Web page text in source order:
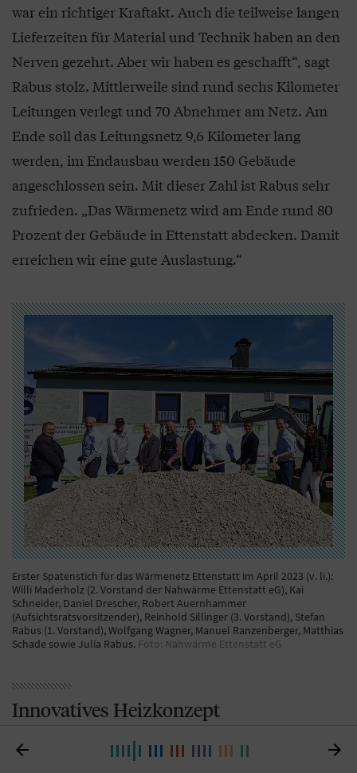
war ein richtiger Kraftakt. Auch die teilweise langen
Lieferzeiten für Material und Technik haben an den
Nerven gezehrt. Aber wir haben es geschafft“, sagt
Rabus stolz. Mittlerweile sind rund sechs Kilometer
Leitungen verlegt und 70 Abnehmer am Netz. Am
Ende soll das Leitungsnetz 9,6 Kilometer lang
werden, im Endausbau werden 150 Gebäude
angeschlossen sein. Mit dieser Zahl ist Rabus sehr
zufrieden. „Das Wärmenetz wird am Ende rund 80
Prozent der Gebäude in Ettenstatt abdecken. Damit
erreichen wir eine gute Auslastung.“
Erster Spatenstich für das Wärmenetz Ettenstatt im April 2023 (v. li.):
Willi Maderholz (2. Vorstand der Nahwärme Ettenstatt eG), Kai
Schneider, Daniel Drescher, Robert Auernhammer
(Aufsichtsratsvorsitzender), Reinhold Sillinger (3. Vorstand), Stefan
Rabus (1. Vorstand), Wolfgang Wagner, Manuel Ranzenberger, Matthias
Schade sowie Julia Rabus. Foto: Nahwärme Ettenstatt eG
Innovatives Heizkonzept
Weil es rund um Ettenstatt keine Biogas-Anlage gibt,
 